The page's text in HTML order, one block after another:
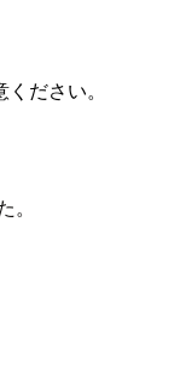
ださい。